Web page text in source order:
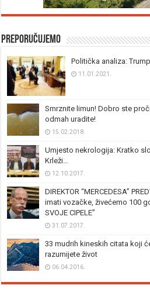
Preporučujemo
Politička analiza:
11.01.2021.
Smrznite limun! Dobro ste
odmah uradite!
15.02.2018.
Umjesto nekrologija: Kratko
Krleži…
12.10.2017.
DIREKTOR “MERCEDESA”
imati vozačke, živećemo 100
SVOJE CIPELE”
31.07.2017.
33 mudrih kineskih citata koji
razumijete život
06.04.2016.